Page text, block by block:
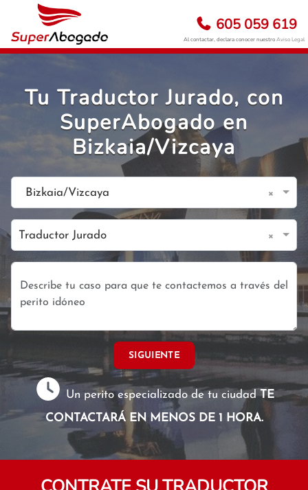
605 059 619
Al contactar, declara conocer nuestroAviso Legal
Tu Traductor Jurado, con
SuperAbogado en
Bizkaia/Vizcaya
Bizkaia/Vizcaya ×
Traductor Jurado ×
SIGUIENTE
Un perito especializado de tu ciudadTE
CONTACTARÁ EN MENOS DE 1 HORA.